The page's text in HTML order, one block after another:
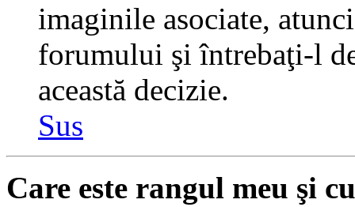
imaginile asociate,
forumului şi întrebaţi-l
această decizie.
Sus
Care este rangul meu şi